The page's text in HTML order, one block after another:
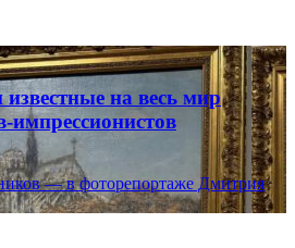
на весь мир
импрессионистов
— в фоторепортаже Дмитрия